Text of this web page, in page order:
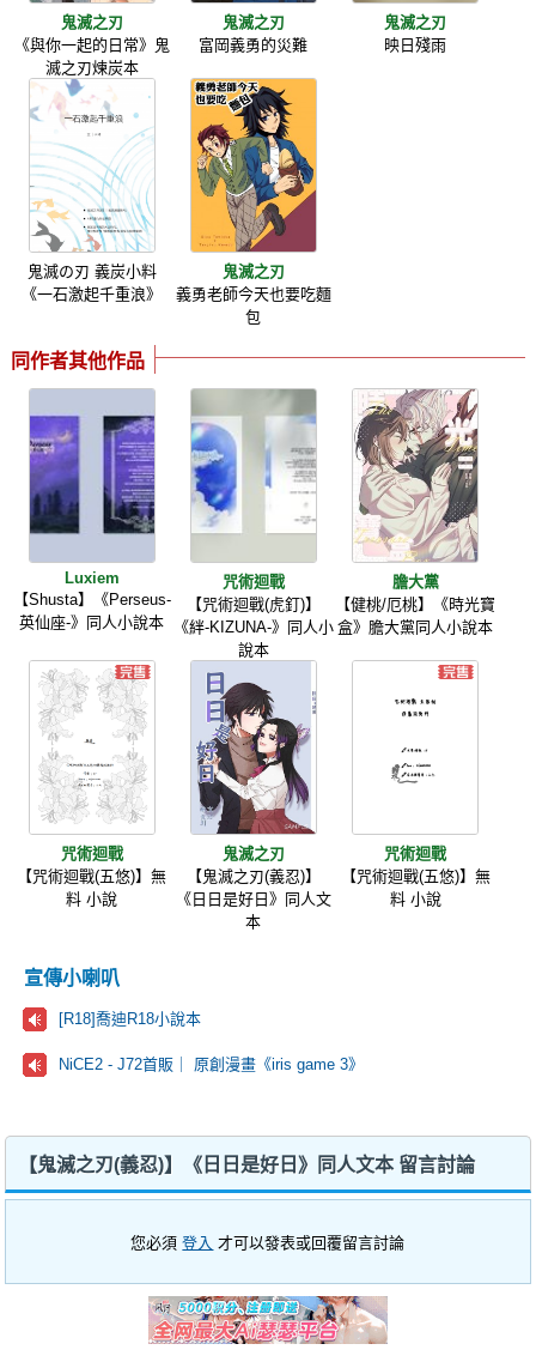
鬼滅之刃
《與你一起的日常》鬼
滅之刃煉炭本
鬼滅之刃
富岡義勇的災難
鬼滅之刃
映日殘雨
鬼滅の刃 義炭小料
《一石激起千重浪》
鬼滅之刃
義勇老師今天也要吃麵
包
同作者其他作品
Luxiem
【Shusta】《Perseus-
英仙座-》同人小說本
咒術迴戰
【咒術迴戰(虎釘)】
《絆-KIZUNA-》同人小
說本
膽大黨
【健桃/厄桃】《時光寶
盒》膽大黨同人小說本
咒術迴戰
【咒術迴戰(五悠)】無
料 小說
鬼滅之刃
【鬼滅之刃(義忍)】
《日日是好日》同人文
本
咒術迴戰
【咒術迴戰(五悠)】無
料 小說
宣傳小喇叭
[R18]喬迪R18小說本
NiCE2 - J72首販｜ 原創漫畫《iris game 3》
【鬼滅之刃(義忍)】《日日是好日》同人文本 留言討論
您必須登入 才可以發表或回覆留言討論